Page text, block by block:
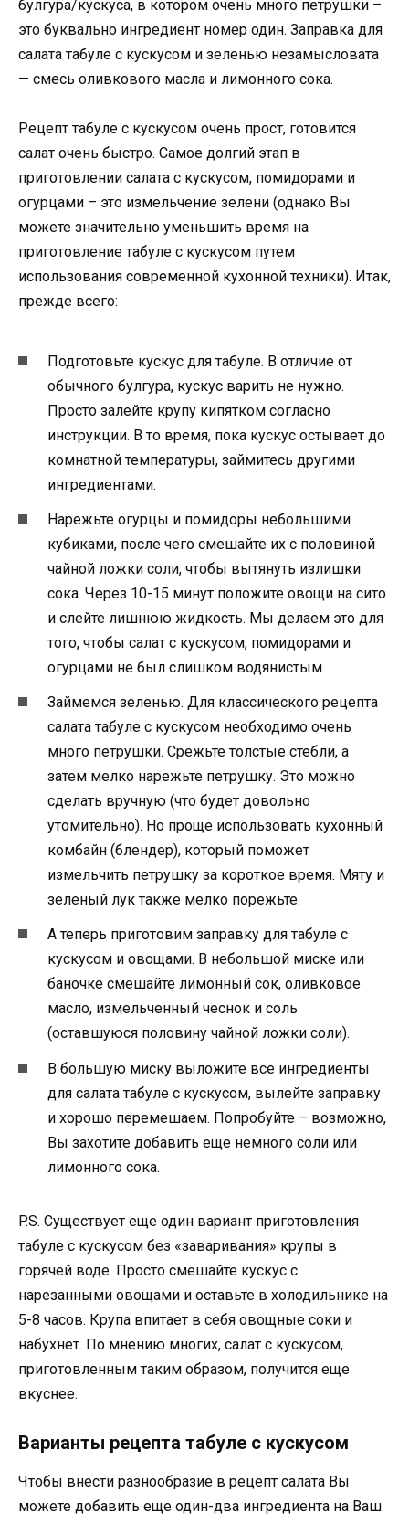
булгура/кускуса, в котором очень много петрушки –
это буквально ингредиент номер один. Заправка для
салата табуле с кускусом и зеленью незамысловата
— смесь оливкового масла и лимонного сока.
Рецепт табуле с кускусом очень прост, готовится
салат очень быстро. Самое долгий этап в
приготовлении салата с кускусом, помидорами и
огурцами – это измельчение зелени (однако Вы
можете значительно уменьшить время на
приготовление табуле с кускусом путем
использования современной кухонной техники). Итак,
прежде всего:
Подготовьте кускус для табуле. В отличие от
обычного булгура, кускус варить не нужно.
Просто залейте крупу кипятком согласно
инструкции. В то время, пока кускус остывает до
комнатной температуры, займитесь другими
ингредиентами.
Нарежьте огурцы и помидоры небольшими
кубиками, после чего смешайте их с половиной
чайной ложки соли, чтобы вытянуть излишки
сока. Через 10-15 минут положите овощи на сито
и слейте лишнюю жидкость. Мы делаем это для
того, чтобы салат с кускусом, помидорами и
огурцами не был слишком водянистым.
Займемся зеленью. Для классического рецепта
салата табуле с кускусом необходимо очень
много петрушки. Срежьте толстые стебли, а
затем мелко нарежьте петрушку. Это можно
сделать вручную (что будет довольно
утомительно). Но проще использовать кухонный
комбайн (блендер), который поможет
измельчить петрушку за короткое время. Мяту и
зеленый лук также мелко порежьте.
А теперь приготовим заправку для табуле с
кускусом и овощами. В небольшой миске или
баночке смешайте лимонный сок, оливковое
масло, измельченный чеснок и соль
(оставшуюся половину чайной ложки соли).
В большую миску выложите все ингредиенты
для салата табуле с кускусом, вылейте заправку
и хорошо перемешаем. Попробуйте – возможно,
Вы захотите добавить еще немного соли или
лимонного сока.
P.S. Существует еще один вариант приготовления
табуле с кускусом без «заваривания» крупы в
горячей воде. Просто смешайте кускус с
нарезанными овощами и оставьте в холодильнике на
5-8 часов. Крупа впитает в себя овощные соки и
набухнет. По мнению многих, салат с кускусом,
приготовленным таким образом, получится еще
вкуснее.
Варианты рецепта табуле с кускусом
Чтобы внести разнообразие в рецепт салата Вы
можете добавить еще один-два ингредиента на Ваш